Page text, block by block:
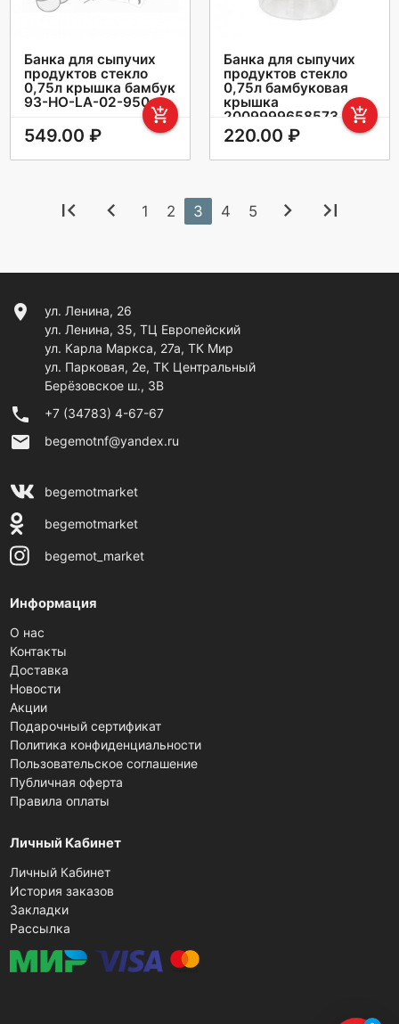
Банка для сыпучих
продуктов стекло
0,75л крышка бамбук
93-HO-LA-02-950
add_shopping_cart
549.00 ₽
Банка для сыпучих
продуктов стекло
0,75л бамбуковая
крышка
2009999658573
add_shopping_cart
220.00 ₽
first_page chevron_left 1 2 3 4 5 chevron_right last_page
location_on
ул. Ленина, 26
ул. Ленина, 35, ТЦ Европейский
ул. Карла Маркса, 27а, ТК Мир
ул. Парковая, 2е, ТК Центральный
Берёзовское ш., 3В
phone +7 (34783) 4-67-67
email begemotnf@yandex.ru
begemotmarket
begemotmarket
begemot_market
Информация
О нас
Контакты
Доставка
Новости
Акции
Подарочный сертификат
Политика конфиденциальности
Пользовательское соглашение
Публичная оферта
Правила оплаты
Личный Кабинет
Личный Кабинет
История заказов
Закладки
Рассылка